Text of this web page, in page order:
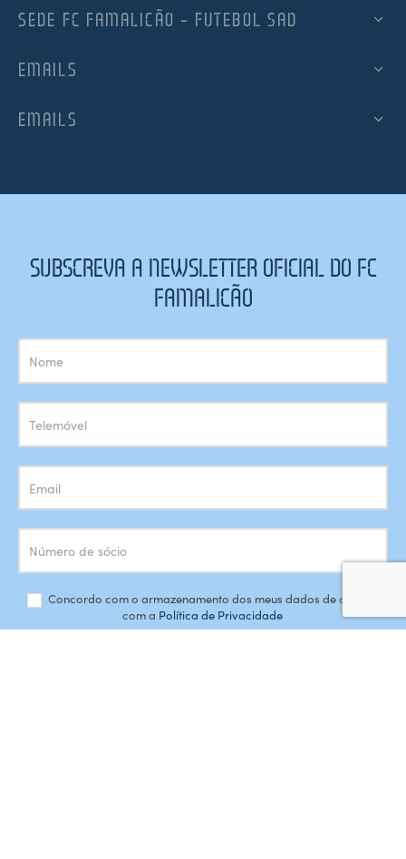
SEDE FC FAMALICÃO – FUTEBOL SAD
EMAILS
EMAILS
SUBSCREVA A NEWSLETTER OFICIAL DO FC
FAMALICÃO
Subscrição
Newsletter
Concordo com o armazenamento dos meus dados de acordo
com a Política de Privacidade